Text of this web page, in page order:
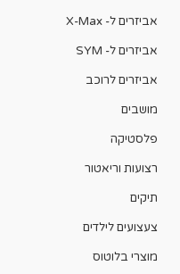
אביזרים ל- X-Max
אביזרים ל- SYM
אביזרים לרוכב
מושבים
פלסטיקה
רצועות וריאטור
תיקים
צעצועים לילדים
מוצרי בלוטוס